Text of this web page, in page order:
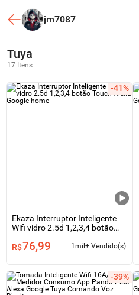
jm7087
Tuya
17 Itens
-41%
Ekaza Interruptor Inteligente
Wifi vidro 2.5d 1,2,3,4 botão
R$76,99 1mil+ Vendido(s)
-39%